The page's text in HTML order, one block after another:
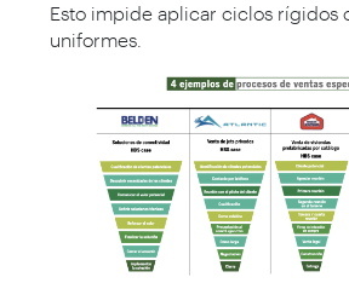
Esto impide aplicar ciclos rígidos
uniformes.